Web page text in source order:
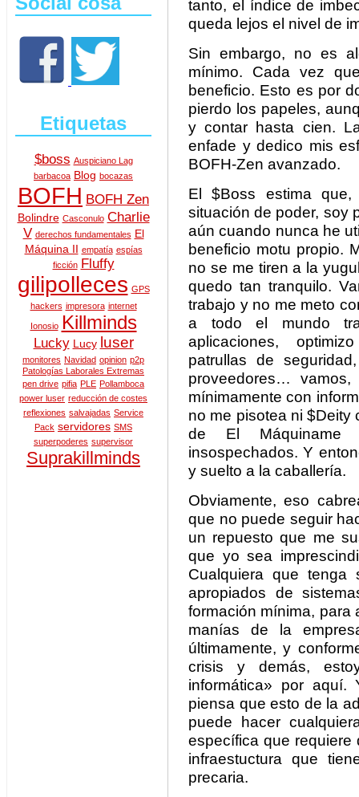
Etiquetas
$boss Auspiciano Lag
barbacoa Blog bocazas
BOFH BOFH Zen
Bolindre Casconulo Charlie
V derechos fundamentales El
Máquina II empatía espías
ficción
Fluffy
gilipolleces GPS
hackers impresora internet
Ionosio Killminds
Lucky Lucy luser
monitores Navidad opinion p2p
Patologías Laborales Extremas
pen drive pifia PLE Pollamboca
power luser reducción de costes
reflexiones salvajadas Service
Pack servidores SMS
superpoderes supervisor
Suprakillminds
tanto, el índice de
queda lejos el nivel de
Sin embargo, no es
mínimo. Cada vez
beneficio. Esto es por
pierdo los papeles,
y contar hasta cien.
enfade y dedico mis
BOFH-Zen avanzado.
El $Boss estima
situación de poder, soy
aún cuando nunca he
beneficio motu propio.
no se me tiren a la
quedo tan tranquilo.
trabajo y no me meto
a todo el mundo
aplicaciones,
patrullas de
proveedores…
mínimamente con
no me pisotea ni $Deity
de El Máquiname
insospechados. Y
y suelto a la caballería.
Obviamente, eso
que no puede seguir
un repuesto que me
que yo sea
Cualquiera que tenga
apropiados de
formación mínima, para
manías de la
últimamente, y
crisis y demás,
informática» por
piensa que esto de la
puede hacer
específica que
infraestuctura que
precaria.